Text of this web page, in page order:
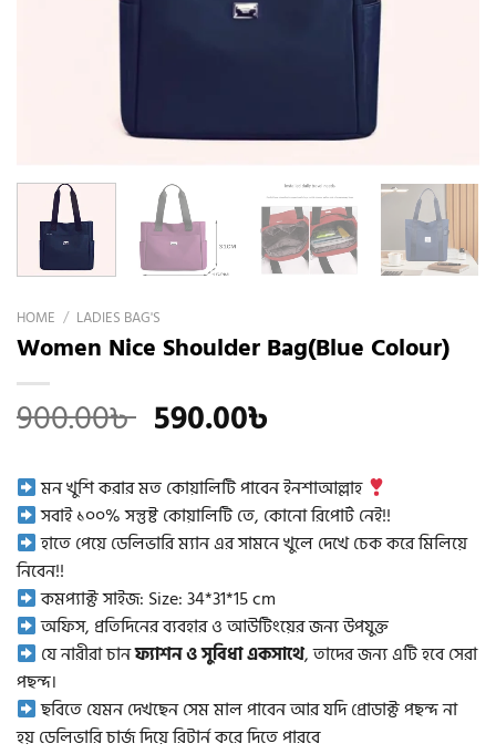
HOME / LADIES BAG'S
Women Nice Shoulder Bag(Blue Colour)
900.00৳ Original
was:
900.00৳ .
590.00৳
is:
590.00৳ .
মন খুশি করার মত কোয়ালিটি পাবেন ইনশাআল্লাহ
সবাই ১০০% সন্তুষ্ট কোয়ালিটি তে, কোনো রিপোর্ট নেই!!
হাতে পেয়ে ডেলিভারি ম্যান এর সামনে খুলে দেখে চেক করে মিলিয়ে
নিবেন!!
কমপ্যাক্ট সাইজ: Size: 34*31*15 cm
অফিস, প্রতিদিনের ব্যবহার ও আউটিংয়ের জন্য উপযুক্ত
যে নারীরা চানফ্যাশন ও সুবিধা একসাথে, তাদের জন্য এটি হবে সেরা
পছন্দ।
ছবিতে যেমন দেখছেন সেম মাল পাবেন আর যদি প্রোডাক্ট পছন্দ না
হয় ডেলিভারি চার্জ দিয়ে রিটার্ন করে দিতে পারবে